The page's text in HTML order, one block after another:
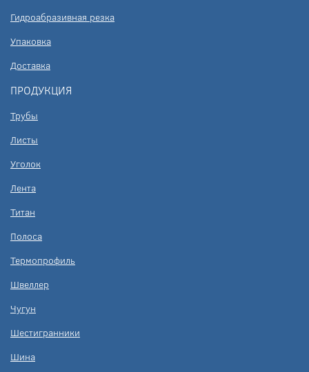
Гидроабразивная резка
Упаковка
Доставка
ПРОДУКЦИЯ
Трубы
Листы
Уголок
Лента
Титан
Полоса
Термопрофиль
Швеллер
Чугун
Шестигранники
Шина